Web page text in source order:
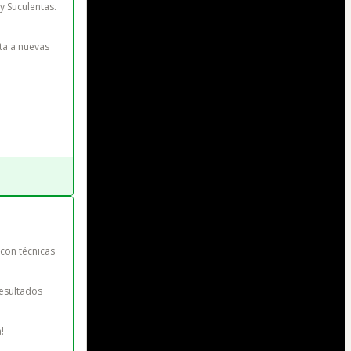
Suculentas.
a nuevas
técnicas